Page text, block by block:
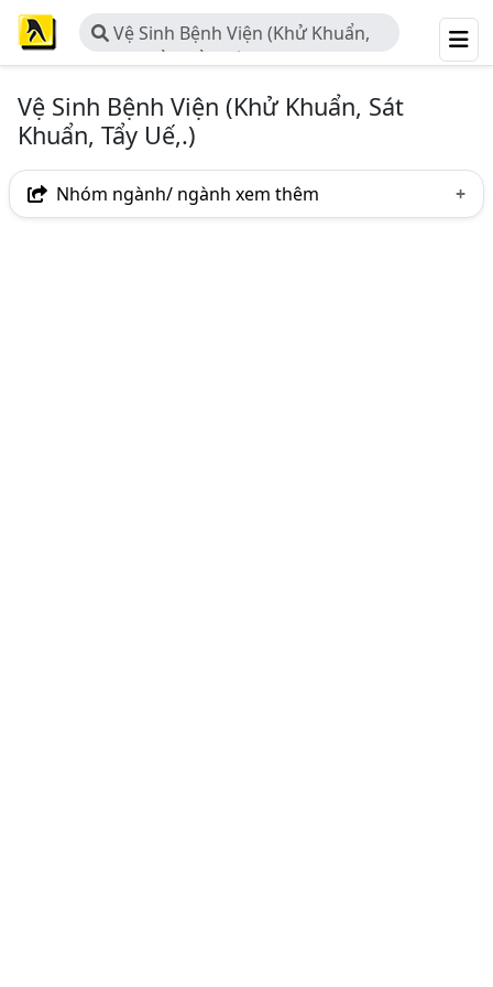
Vệ Sinh Bệnh Viện (Khử Khuẩn,
Sát Khuẩn, Tẩy Uế,.)
Vệ Sinh Bệnh Viện (Khử Khuẩn, Sát
Khuẩn, Tẩy Uế,.)
Nhóm ngành/ ngành xem thêm